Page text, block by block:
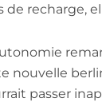
recharge,
nouvelle
passer